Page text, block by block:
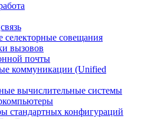
совещания
вызовов
почты
коммуникации (Unified
вычислительные системы
стандартных конфигураций